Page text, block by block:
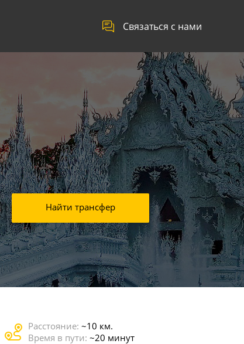
Связаться с нами
Найти трансфер
Расстояние: ~10 км.
Время в пути: ~20 минут